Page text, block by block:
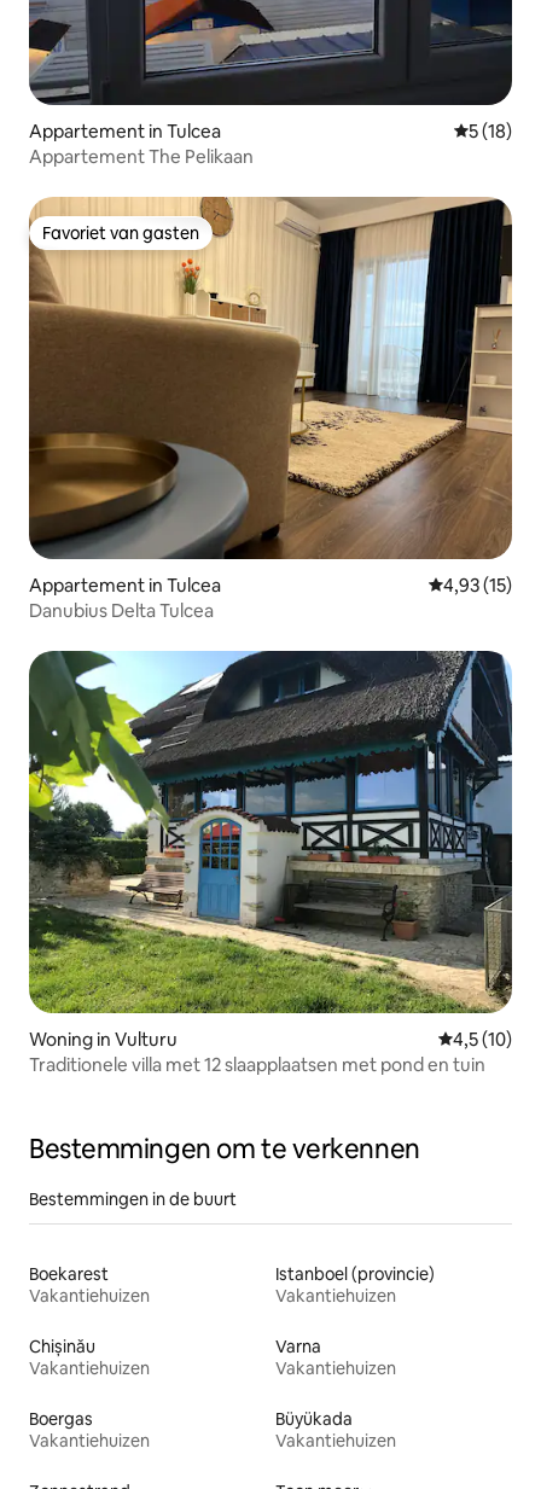
Appartement in Tulcea
5 (18)
Appartement The Pelikaan
Favoriet van gasten
Favoriet van gasten
Appartement in Tulcea Gemiddelde
4,93 (15)
Danubius Delta Tulcea
Woning in Vulturu
4,5 (10)
Traditionele villa met 12 slaapplaatsen met pond en tuin
Bestemmingen om te verkennen
Bestemmingen in de buurt
Boekarest
Vakantiehuizen
Istanboel (provincie)
Vakantiehuizen
Chișinău
Vakantiehuizen
Varna
Vakantiehuizen
Boergas
Vakantiehuizen
Büyükada
Vakantiehuizen